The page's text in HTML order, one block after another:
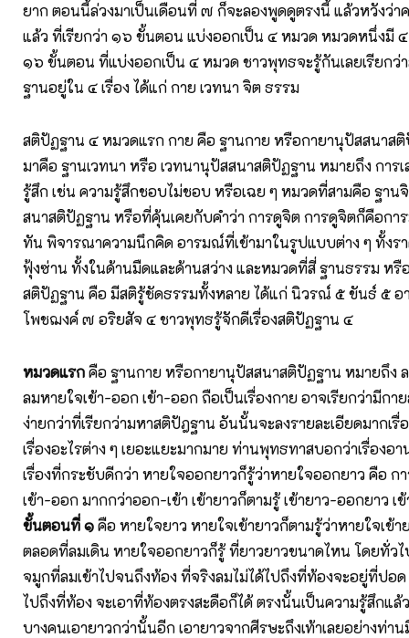
ยาก ตอนนี้ล่วงมาเป็นเดือนที่ ๗ ก็จะลองพูดดูตรงนี้ แล้วหวังว่า
แล้ว ที่เรียกว่า ๑๖ ขั้นตอน แบ่งออกเป็น ๔ หมวด หมวดหนึ่งมี
๑๖ ขั้นตอน ที่แบ่งออกเป็น ๔ หมวด ชาวพุทธจะรู้กันเลยเรียกว่
ฐานอยู่ใน ๔ เรื่อง ได้แก่ กาย เวทนา จิต ธรรม
สติปัฏฐาน ๔ หมวดแรก กาย คือ ฐานกาย หรือกายานุปัสสนาส
มาคือ ฐานเวทนา หรือ เวทนานุปัสสนาสติปัฏฐาน หมายถึง การ
รู้สึก เช่น ความรู้สึกชอบไม่ชอบ หรือเฉย ๆ หมวดที่สามคือ ฐา
สนาสติปัฏฐาน หรือที่คุ้นเคยกับคำว่า การดูจิต การดูจิตก็คือการ
ทัน พิจารณาความนึกคิด อารมณ์ที่เข้ามาในรูปแบบต่าง ๆ ทั้งรา
ฟุ้งซ่าน ทั้งในด้านมืดและด้านสว่าง และหมวดที่สี่ ฐานธรรม หรื
สติปัฏฐาน คือ มีสติรู้ชัดธรรมทั้งหลาย ได้แก่ นิวรณ์ ๕ ขันธ์ ๕
โพชฌงค์ ๗ อริยสัจ ๔ ชาวพุทธรู้จักดีเรื่องสติปัฏฐาน ๔
หมวดแรกคือ ฐานกาย หรือกายานุปัสสนาสติปัฏฐาน หมายถึง
ลมหายใจเข้า-ออก เข้า-ออก ถือเป็นเรื่องกาย อาจเรียกว่ามีกา
ง่ายกว่าที่เรียกว่ามหาสติปัฎฐาน อันนั้นจะลงรายละเอียดมากเรื่
เรื่องอะไรต่าง ๆ เยอะแยะมากมาย ท่านพุทธทาสบอกว่าเรื่องอ
เรื่องที่กระชับดีกว่า หายใจออกยาวก็รู้ว่าหายใจออกยาว คือ กา
เข้า-ออก มากกว่าออก-เข้า เข้ายาวก็ตามรู้ เข้ายาว-ออกยาว เ
ขั้นตอนที่ ๑คือ หายใจยาว หายใจเข้ายาวก็ตามรู้ว่าหายใจเข้า
ตลอดที่ลมเดิน หายใจออกยาวก็รู้ ที่ยาวยาวขนาดไหน โดยทั่ว
จมูกที่ลมเข้าไปจนถึงท้อง ที่จริงลมไม่ได้ไปถึงที่ท้องจะอยู่ที่ปอ
ไปถึงที่ท้อง จะเอาที่ท้องตรงสะดือก็ได้ ตรงนั้นเป็นความรู้สึกแล้
บางคนเอายาวกว่านั้นอีก เอายาวจากศีรษะถึงเท้าเลยอย่างท่า